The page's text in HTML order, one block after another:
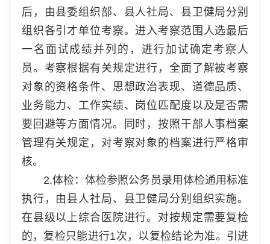
后，由县委组织部、县人社局、县卫健局分别
组织各引才单位考察。进入考察范围人选最后
一名面试成绩并列的，进行加试确定考察人
员。考察根据有关规定进行，全面了解被考察
对象的资格条件、思想政治表现、道德品质、
业务能力、工作实绩、岗位匹配度以及是否需
要回避等方面情况。同时，按照干部人事档案
管理有关规定，对考察对象的档案进行严格审
核。
2.体检：体检参照公务员录用体检通用标准
执行，由县人社局、县卫健局分别组织实施。
在县级以上综合医院进行。对按规定需要复检
的，复检只能进行1次，以复检结论为准。引进